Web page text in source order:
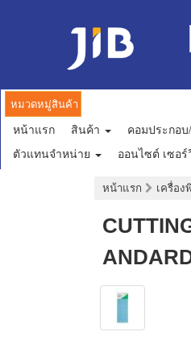
หมวดหมู่สินค้า
หน้าแรก สินค้า คอมประกอ
ตัวแทนจำหน่าย
ออนไซต์ เซอร์
หน้าแรก เครื่อ